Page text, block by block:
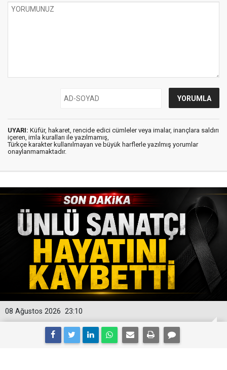
UYARI: Küfür, hakaret, rencide edici cümleler veya imalar, inançlara saldırı
içeren, imla kuralları ile yazılmamış,
Türkçe karakter kullanılmayan ve büyük harflerle yazılmış yorumlar
onaylanmamaktadır.
23:10
08 Ağustos 2026